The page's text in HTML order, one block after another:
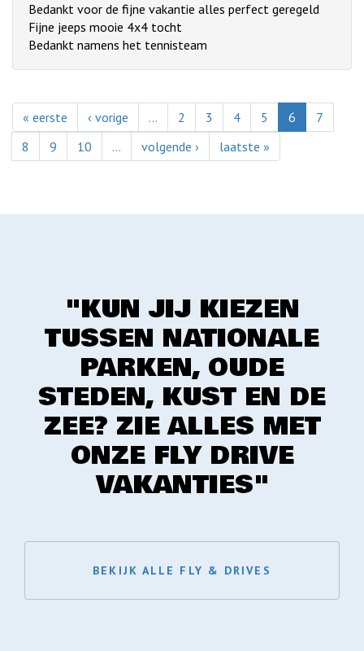
Bedankt voor de fijne vakantie alles perfect geregeld
Fijne jeeps mooie 4x4 tocht
Bedankt namens het tennisteam
« eerste ‹ vorige … 2 3 4 5 6
7
8
9 10 … volgende › laatste »
"KUN JIJ KIEZEN
TUSSEN NATIONALE
PARKEN, OUDE
STEDEN, KUST EN DE
ZEE? ZIE ALLES MET
ONZE FLY DRIVE
VAKANTIES"
BEKIJK ALLE FLY & DRIVES